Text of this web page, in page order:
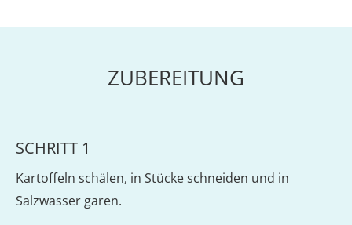
ZUBEREITUNG
SCHRITT 1
Kartoffeln schälen, in Stücke schneiden und in
Salzwasser garen.